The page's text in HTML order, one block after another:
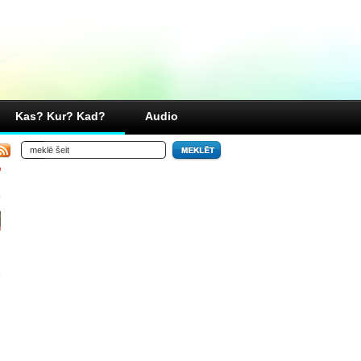
Kas? Kur? Kad? Audio